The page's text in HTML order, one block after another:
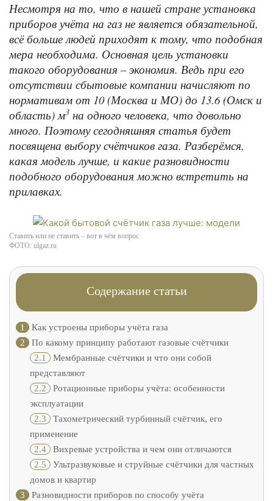
Несмотря на то, что в нашей стране установка
приборов учёта на газ не является обязательной,
всё больше людей приходят к тому, что подобная
мера необходима. Основная цель установки
такого оборудования – экономия. Ведь при его
отсутствии сбытовые компании начисляют по
нормативам от 10 (Москва и МО) до 13.6 (Омск и
область) м3 на одного человека, что довольно
много. Поэтому сегодняшняя статья будет
посвящена выбору счётчиков газа. Разберёмся,
какая модель лучше, и какие разновидности
подобного оборудования можно встретить на
прилавках.
Ставить или не ставить – вот в чём вопрос
ФОТО: ulgaz.ru
Содержание статьи
1
Как устроены приборы учёта газа
2
По какому принципу работают газовые счётчики
2.1 Мембранные счётчики и что они собой
представляют
2.2 Ротационные приборы учёта: особенности
эксплуатации
2.3 Тахометрический турбинный счётчик, его
применение
2.4 Вихревые устройства и чем они отличаются
2.5 Ультразвуковые и струйные счётчики для частных
домов и квартир
3
Разновидности приборов по способу учёта